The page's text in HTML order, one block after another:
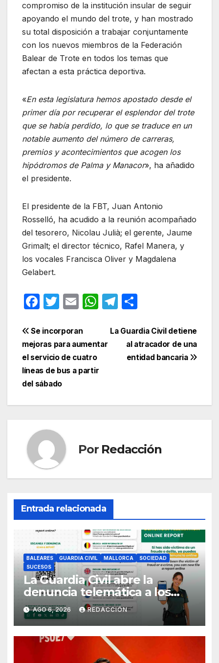
compromiso de la institución insular de seguir
apoyando el mundo del trote, y han mostrado
su total disposición a trabajar conjuntamente
con los nuevos miembros de la Federación
Balear de Trote en todos los temas que
afectan a esta práctica deportiva.
«En esta legislatura hemos apostado desde el
primer día por recuperar el esplendor del trote
que se había perdido, lo que se traduce en un
notable aumento del número de carreras,
premios y acontecimientos que acogen los
hipódromos de Palma y Manacor», ha añadido
el presidente.
El presidente de la FBT, Juan Antonio
Rosselló, ha acudido a la reunión acompañado
del tesorero, Nicolau Julià; el gerente, Jaume
Grimalt; el director técnico, Rafel Manera, y
los vocales Francisca Oliver y Magdalena
Gelabert.
F
c
e
b
o
k
T
itt
er
E
ail
W
at
s
A
T
e
gr
m
p
ar
Navegación
de
entradas
La Guardia Civil detiene
al atracador de una
entidad bancaria
Se incorporan
mejoras para aumentar
el servicio de cuatro
líneas de bus a partir
del sábado
Por Redacción
Entrada relacionada
BALEARES GUARDIA CIVIL MALLORCA
SOCIEDAD
SUCESOS
La Guardia Civil abre la
denuncia telemática a los
ciudadanos europeos
AGO 6, 2026 REDACCIÓN